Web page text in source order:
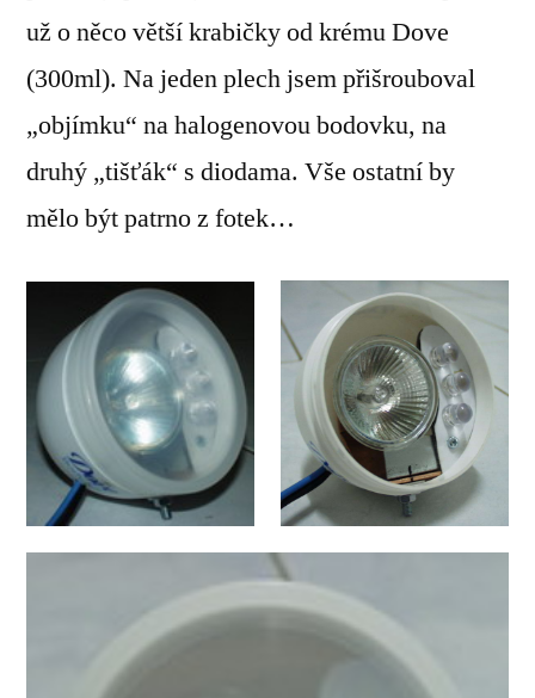
už o něco větší krabičky od krému Dove
(300ml). Na jeden plech jsem přišrouboval
„objímku“ na halogenovou bodovku, na
druhý „tišťák“ s diodama. Vše ostatní by
mělo být patrno z fotek…